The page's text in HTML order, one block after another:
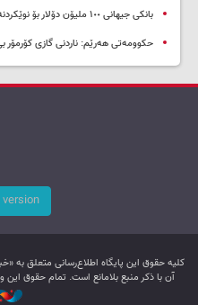
بانکی جیهانی ١٠٠ ملیۆن دۆلار بۆ نوێکردنەوەی سیستەمی پارەی سووریا تەرخان دەکات
حکوومەتی هەرێم: ناردنی گازی کۆرمۆر
کليه حقوق اين پایگاه اطلاع‌رسانی متعلق به
آن با ذکر منبع بلامانع است. تمام حقوق